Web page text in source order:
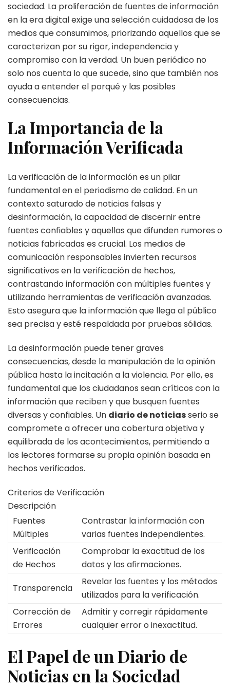
sociedad. La proliferación de fuentes de información
en la era digital exige una selección cuidadosa de los
medios que consumimos, priorizando aquellos que se
caracterizan por su rigor, independencia y
compromiso con la verdad. Un buen periódico no
solo nos cuenta lo que sucede, sino que también nos
ayuda a entender el porqué y las posibles
consecuencias.
La Importancia de la
Información Verificada
La verificación de la información es un pilar
fundamental en el periodismo de calidad. En un
contexto saturado de noticias falsas y
desinformación, la capacidad de discernir entre
fuentes confiables y aquellas que difunden rumores o
noticias fabricadas es crucial. Los medios de
comunicación responsables invierten recursos
significativos en la verificación de hechos,
contrastando información con múltiples fuentes y
utilizando herramientas de verificación avanzadas.
Esto asegura que la información que llega al público
sea precisa y esté respaldada por pruebas sólidas.
La desinformación puede tener graves
consecuencias, desde la manipulación de la opinión
pública hasta la incitación a la violencia. Por ello, es
fundamental que los ciudadanos sean críticos con la
información que reciben y que busquen fuentes
diversas y confiables. Un diario de noticiasserio se
compromete a ofrecer una cobertura objetiva y
equilibrada de los acontecimientos, permitiendo a
los lectores formarse su propia opinión basada en
hechos verificados.
Criterios de Verificación
Descripción
Fuentes
Múltiples
Contrastar la información con
varias fuentes independientes.
Verificación
de Hechos
Comprobar la exactitud de los
datos y las afirmaciones.
Transparencia
Revelar las fuentes y los métodos
utilizados para la verificación.
Corrección de
Errores
Admitir y corregir rápidamente
cualquier error o inexactitud.
El Papel de un Diario de
Noticias en la Sociedad